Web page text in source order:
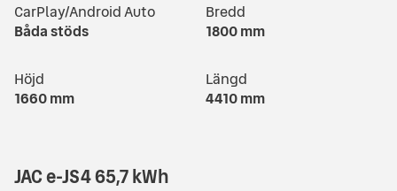
CarPlay/Android Auto
Båda stöds
Bredd
1800mm
Höjd
1660mm
Längd
4410mm
JAC e-JS4 65,7 kWh